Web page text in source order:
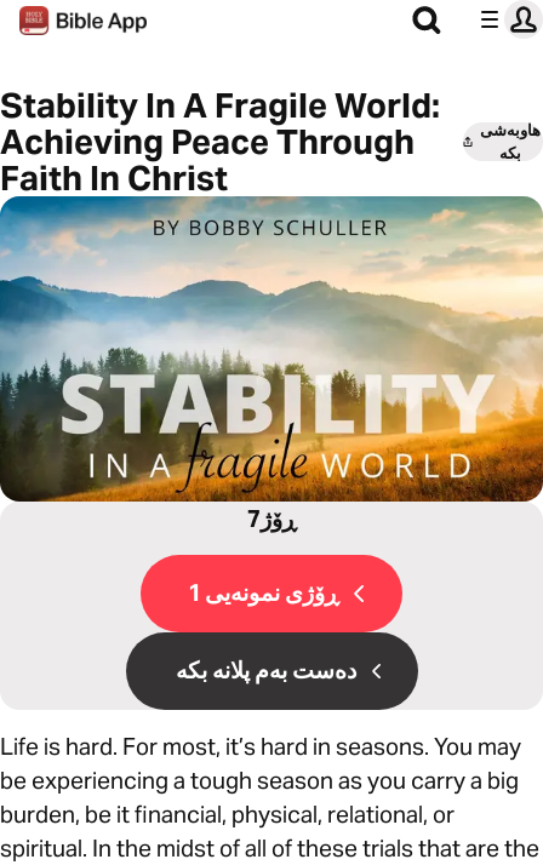
Stability In A Fragile World:
Achieving Peace Through
Faith In Christ
هاوبەشی
بکە
7ڕۆژ
ڕۆژی نمونەیی 1
دەست بەم پلانە بکە
Life is hard. For most, it’s hard in seasons. You may
be experiencing a tough season as you carry a big
burden, be it financial, physical, relational, or
spiritual. In the midst of all of these trials that are the